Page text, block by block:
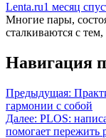
Lenta.ru1 месяц
Многие пары,
сталкиваются с
Навигация
Предыдущая:
гармонии с собой
Далее: PLOS:
помогает пережить